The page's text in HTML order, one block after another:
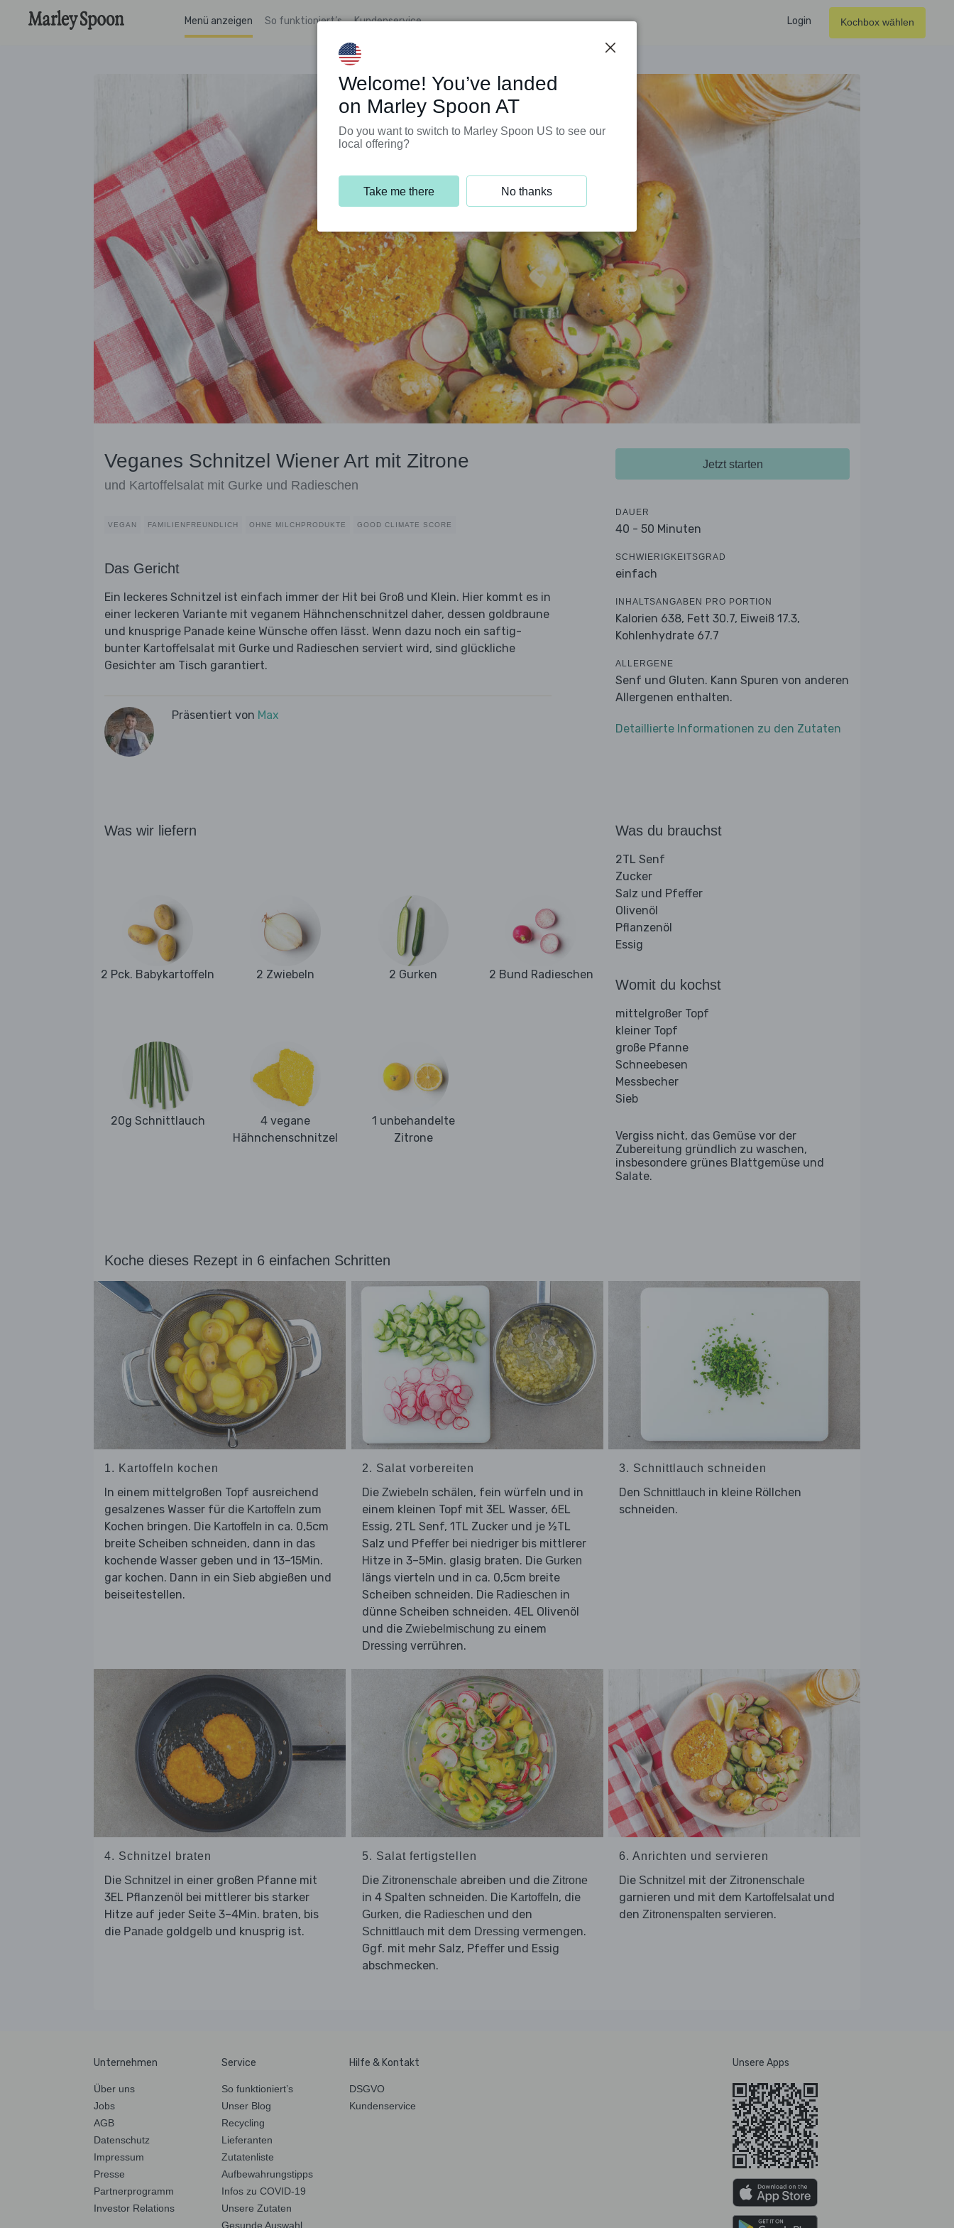
Menü anzeigen So funktioniert’s Kundenservice Login Kochbox wählen
Veganes Schnitzel Wiener Art mit Zitrone
und Kartoffelsalat mit Gurke und Radieschen
VEGAN FAMILIENFREUNDLICH OHNE MILCHPRODUKTE GOOD CLIMATE SCORE
Das Gericht
Ein leckeres Schnitzel ist einfach immer der Hit bei Groß und Klein. Hier kommt es in
einer leckeren Variante mit veganem Hähnchenschnitzel daher, dessen goldbraune
und knusprige Panade keine Wünsche offen lässt. Wenn dazu noch ein saftig-
bunter Kartoffelsalat mit Gurke und Radieschen serviert wird, sind glückliche
Gesichter am Tisch garantiert.
Präsentiert von Max
Jetzt starten
DAUER
40 - 50 Minuten
SCHWIERIGKEITSGRAD
einfach
INHALTSANGABEN PRO PORTION
Kalorien 638, Fett 30.7, Eiweiß 17.3,
Kohlenhydrate 67.7
ALLERGENE
Senf und Gluten. Kann Spuren von anderen
Allergenen enthalten.
Detaillierte Informationen zu den Zutaten
Was wir liefern
2 Pck. Babykartoffeln 2 Zwiebeln 2 Gurken 2 Bund Radieschen
20g Schnittlauch
4 vegane
Hähnchenschnitzel
1 unbehandelte
Zitrone
Was du brauchst
2TL Senf
Zucker
Salz und Pfeffer
Olivenöl
Pflanzenöl
Essig
Womit du kochst
mittelgroßer Topf
kleiner Topf
große Pfanne
Schneebesen
Messbecher
Sieb
Vergiss nicht, das Gemüse vor der
Zubereitung gründlich zu waschen,
insbesondere grünes Blattgemüse und
Salate.
Koche dieses Rezept in 6 einfachen Schritten
1. Kartoffeln kochen
In einem mittelgroßen Topf ausreichend
gesalzenes Wasser für die Kartoffeln zum
Kochen bringen. Die Kartoffeln in ca. 0,5cm
breite Scheiben schneiden, dann in das
kochende Wasser geben und in 13–15Min.
gar kochen. Dann in ein Sieb abgießen und
beiseitestellen.
2. Salat vorbereiten
Die Zwiebeln schälen, fein würfeln und in
einem kleinen Topf mit 3EL Wasser, 6EL
Essig, 2TL Senf, 1TL Zucker und je ½TL
Salz und Pfeffer bei niedriger bis mittlerer
Hitze in 3–5Min. glasig braten. Die Gurken
längs vierteln und in ca. 0,5cm breite
Scheiben schneiden. Die Radieschen in
dünne Scheiben schneiden. 4EL Olivenöl
und die Zwiebelmischung zu einem
Dressing verrühren.
3. Schnittlauch schneiden
Den Schnittlauch in kleine Röllchen
schneiden.
4. Schnitzel braten
Die Schnitzel in einer großen Pfanne mit
3EL Pflanzenöl bei mittlerer bis starker
Hitze auf jeder Seite 3–4Min. braten, bis
die Panade goldgelb und knusprig ist.
5. Salat fertigstellen
Die Zitronenschale abreiben und die Zitrone
in 4 Spalten schneiden. Die Kartoffeln, die
Gurken, die Radieschen und den
Schnittlauch mit dem Dressing vermengen.
Ggf. mit mehr Salz, Pfeffer und Essig
abschmecken.
6. Anrichten und servieren
Die Schnitzel mit der Zitronenschale
garnieren und mit dem Kartoffelsalat und
den Zitronenspalten servieren.
Unternehmen
Über uns
Jobs
AGB
Datenschutz
Impressum
Presse
Partnerprogramm
Investor Relations
Service
So funktioniert’s
Unser Blog
Recycling
Lieferanten
Zutatenliste
Aufbewahrungstipps
Infos zu COVID-19
Unsere Zutaten
Gesunde Auswahl
Hilfe & Kontakt
DSGVO
Kundenservice
Unsere Apps
Welcome! You’ve landed
on Marley Spoon AT
Do you want to switch to Marley Spoon US to see our
local offering?
Take me there No thanks